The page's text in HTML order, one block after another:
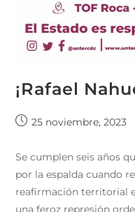
¡Rafael
25 noviembre, 2023
Se cumplen seis años
por la espalda cuando
reafirmación territorial
una feroz represión